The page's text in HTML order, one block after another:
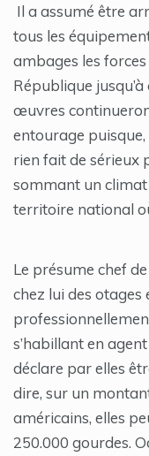
Il a assumé être
tous les
ambages les forces
République
œuvres
entourage
rien fait de sérieux
sommant un
territoire national
Le présume chef
chez lui des
s’habillant en
déclare par elles
dire, sur un
américains, elles
250.000 gourdes.